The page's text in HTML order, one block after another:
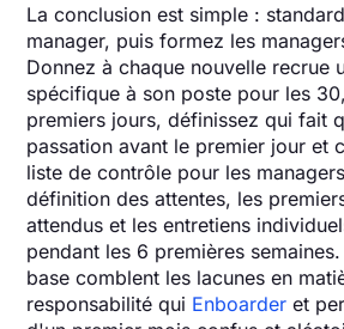
La conclusion est simple :
manager, puis formez les
Donnez à chaque nouvelle recrue
spécifique à son poste pour les
premiers jours, définissez qui fait
passation avant le premier jour et
liste de contrôle pour les
définition des attentes, les
attendus et les entretiens
pendant les 6 premières
base comblent les lacunes en
responsabilité qui Enboarder et